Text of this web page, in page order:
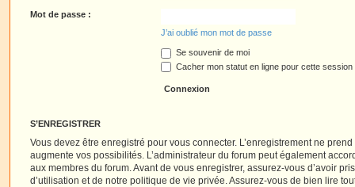
Mot de passe :
J’ai oublié mon mot de passe
Se souvenir de moi
Cacher mon statut en ligne pour cette session
S’ENREGISTRER
Vous devez être enregistré pour vous connecter. L’enregistrement ne
augmente vos possibilités. L’administrateur du forum peut également
aux membres du forum. Avant de vous enregistrer, assurez-vous d’avoir
d’utilisation et de notre politique de vie privée. Assurez-vous de bien lire